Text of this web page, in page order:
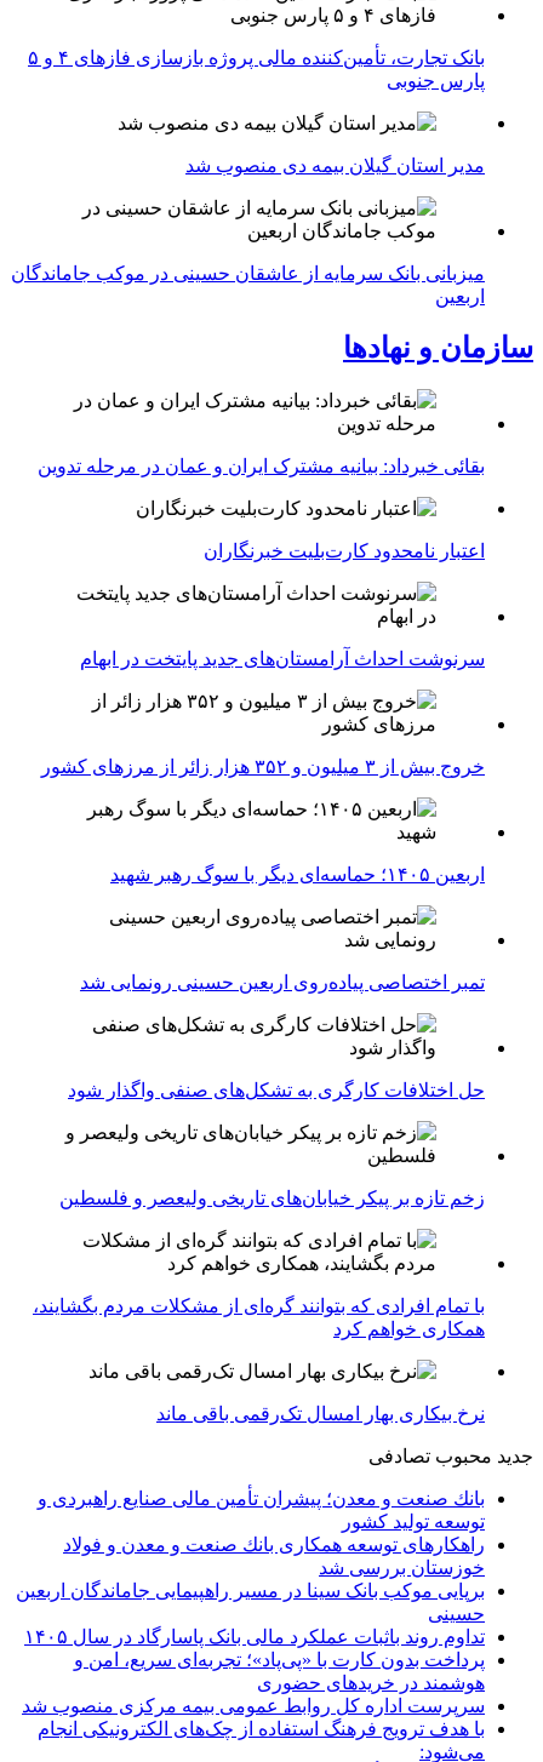
بانک تجارت، تأمین‌کننده مالی پروژه بازسازی فازهای ۴ و ۵
پارس جنوبی
مدیر استان گیلان بیمه دی منصوب شد
میزبانی بانک سرمایه از عاشقان حسینی در موکب جاماندگان
اربعین
سازمان و نهادها
بقائی خبرداد: بیانیه مشترک ایران و عمان در مرحله تدوین
اعتبار نامحدود کارت‌بلیت خبرنگاران
سرنوشت احداث آرامستان‌های جدید پایتخت در ابهام
خروج بیش از ۳ میلیون و ۳۵۲ هزار زائر از مرزهای کشور
اربعین ۱۴۰۵؛ حماسه‌ای دیگر با سوگ رهبر شهید
تمبر اختصاصی پیاده‌روی اربعین حسینی رونمایی شد
حل اختلافات کارگری به تشکل‌های صنفی واگذار شود
زخم تازه بر پیکر خیابان‌های تاریخی ولیعصر و فلسطین
با تمام افرادی که بتوانند گره‌ای از مشکلات مردم بگشایند،
همکاری خواهم کرد
نرخ بیکاری بهار امسال تک‌رقمی باقی ماند
جدید محبوب تصادفی
بانك صنعت و معدن؛ پیشران تأمین مالی صنایع راهبردی و
توسعه تولید كشور
راهكارهای توسعه همكاری بانك صنعت و معدن و فولاد
خوزستان بررسی شد
برپایی موکب بانک سینا در مسیر راهپیمایی جاماندگان اربعین
حسینی
تداوم روند باثبات عملکرد مالی بانک پاسارگاد در سال ۱۴۰۵
پرداخت بدون کارت با «پی‌پاد»؛ تجربه‌ای سریع، امن و
هوشمند در خریدهای حضوری
سرپرست اداره كل روابط عمومی بیمه مركزی منصوب شد
با هدف ترویج فرهنگ استفاده از چک‌های الکترونیکی انجام
می‌شود: